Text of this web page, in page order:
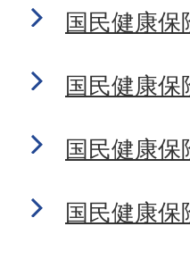
国民健康保
国民健康
国民健康保
国民健康